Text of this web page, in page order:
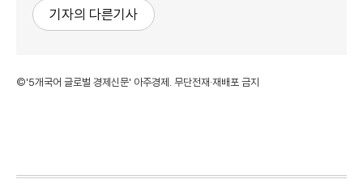
기자의 다른기사
©'5개국어 글로벌 경제신문' 아주경제. 무단전재·재배포 금지